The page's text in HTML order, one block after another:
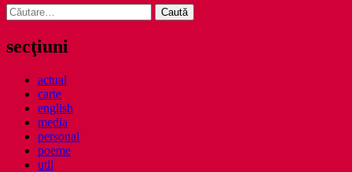
Caută
după:
secţiuni
actual
carte
english
media
personal
poeme
util